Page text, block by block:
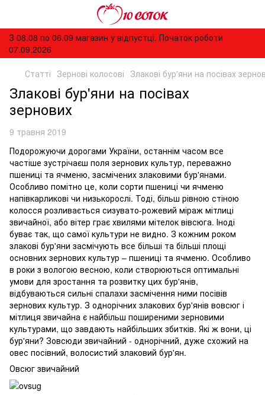
З 08.08 по 06.09 магазин у відпустці. Початок роботи
07.09.2026
Статті Зернові колосові Злакові бур'яни на посівах
Злакові бур'яни на посівах
зернових
9 травня 2019
Подорожуючи дорогами України, останнім часом все
частіше зустрічаєш поля зернових культур, переважно
пшениці та ячменю, засмічених злаковими бур'янами.
Особливо помітно це, коли сорти пшениці чи ячменю
напівкарликові чи низькорослі. Тоді, більш рівною стіною
колосся розливається сизувато-рожевий міраж мітлиці
звичайної, або вітер грає хвилями мітелок вівсюга. Іноді
буває так, що самої культури не видно. З кожним роком
злакові бур'яни засмічують все більші та більші площі
основних зернових культур – пшениці та ячменю. Особливо
в роки з вологою весною, коли створюються оптимальні
умови для зростання та розвитку цих бур'янів,
відбуваються сильні спалахи засмічення ними посівів
зернових культур. З однорічних злакових бур'янів вовсюг і
мітлиця звичайна є найбільш поширеними зерновими
культурами, що завдають найбільших збитків. Які ж вони, ці
бур'яни? Зовсюди звичайний - однорічний, дуже схожий на
овес посівний, волосистий злаковий бур'ян.
Овсюг звичайний